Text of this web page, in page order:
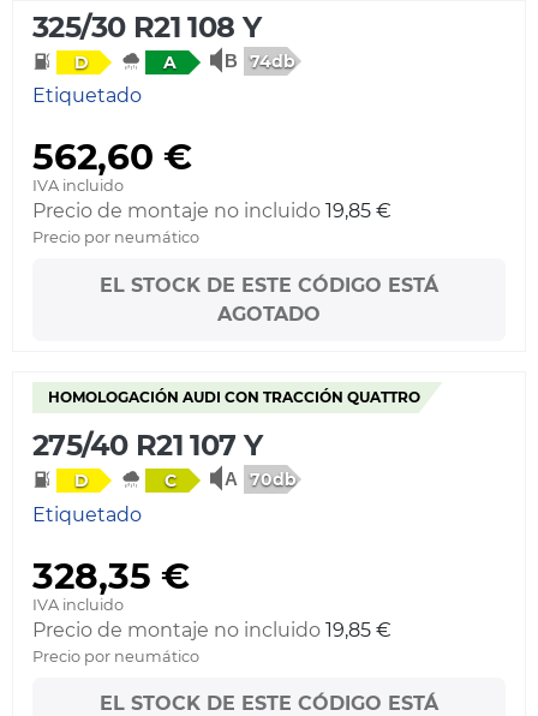
325/30 R21 108 Y
D A 74db
Etiquetado
562,60 €
IVA incluido
Precio de montaje no incluido 19,85 €
Precio por neumático
EL STOCK DE ESTE CÓDIGO ESTÁ
AGOTADO
HOMOLOGACIÓN AUDI CON TRACCIÓN QUATTRO
275/40 R21 107 Y
D C 70db
Etiquetado
328,35 €
IVA incluido
Precio de montaje no incluido 19,85 €
Precio por neumático
EL STOCK DE ESTE CÓDIGO ESTÁ